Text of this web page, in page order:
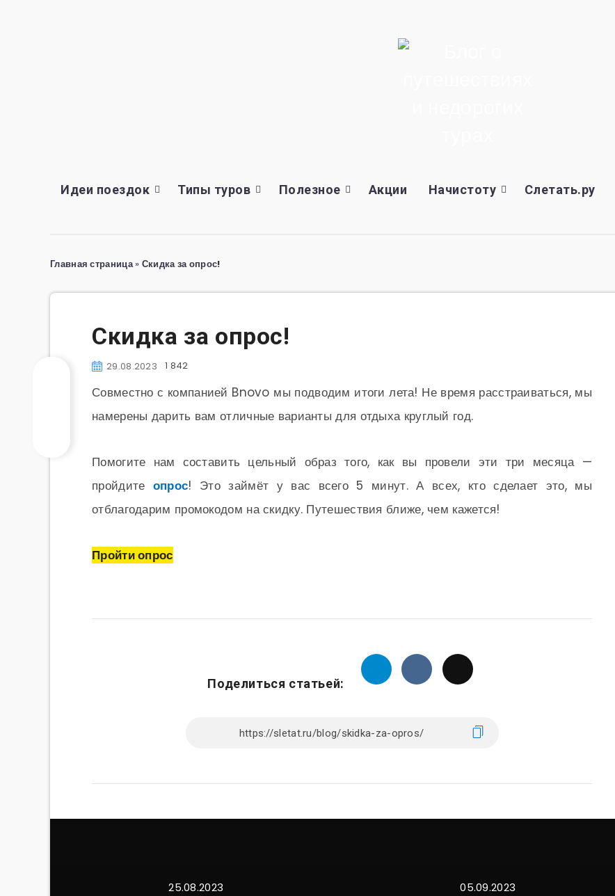
Идеи поездок Типы туров Полезное Акции Начистоту Слетать.ру
Главная страница» Скидка за опрос!
Скидка за опрос!
29.08.2023 1 842
Совместно с компанией Bnovo мы подводим итоги лета! Не время расстраиваться, мы
намерены дарить вам отличные варианты для отдыха круглый год.
Помогите нам составить цельный образ того, как вы провели эти три месяца —
пройдите опрос! Это займёт у вас всего 5 минут. А всех, кто сделает это, мы
отблагодарим промокодом на скидку. Путешествия ближе, чем кажется!
Пройти опрос
Поделиться статьей:
25.08.2023 05.09.2023